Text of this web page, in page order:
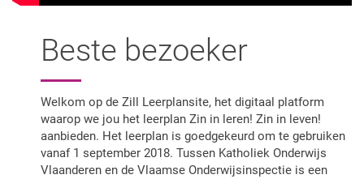
Beste bezoeker
Welkom op de Zill Leerplansite, het digitaal platform
waarop we jou het leerplan Zin in leren! Zin in leven!
aanbieden. Het leerplan is goedgekeurd om te gebruiken
vanaf 1 september 2018. Tussen Katholiek Onderwijs
Vlaanderen en de Vlaamse Onderwijsinspectie is een